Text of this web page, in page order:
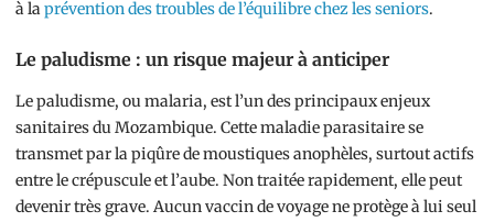
à laprévention des troubles de l’équilibre chez les seniors.
Le paludisme : un risque majeur à anticiper
Le paludisme, ou malaria, est l’un des principaux enjeux
sanitaires du Mozambique. Cette maladie parasitaire se
transmet par la piqûre de moustiques anophèles, surtout actifs
entre le crépuscule et l’aube. Non traitée rapidement, elle peut
devenir très grave. Aucun vaccin de voyage ne protège à lui seul